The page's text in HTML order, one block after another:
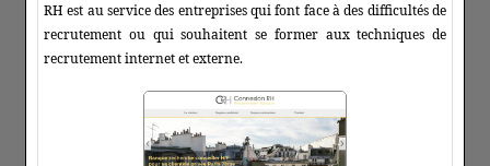
RH est au service des entreprises qui font face à des difficultés de
recrutement ou qui souhaitent se former aux techniques de
recrutement internet et externe.